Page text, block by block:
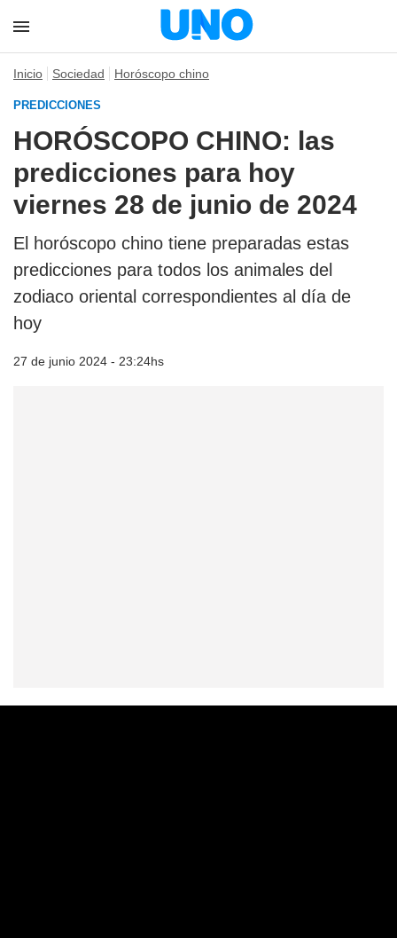
Inicio Sociedad Horóscopo chino
PREDICCIONES
HORÓSCOPO CHINO: las
predicciones para hoy
viernes 28 de junio de 2024
El horóscopo chino tiene preparadas estas
predicciones para todos los animales del
zodiaco oriental correspondientes al día de
hoy
27 de junio 2024 - 23:24hs